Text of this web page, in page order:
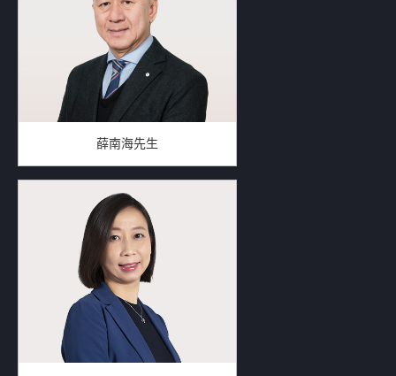
薛南海先生